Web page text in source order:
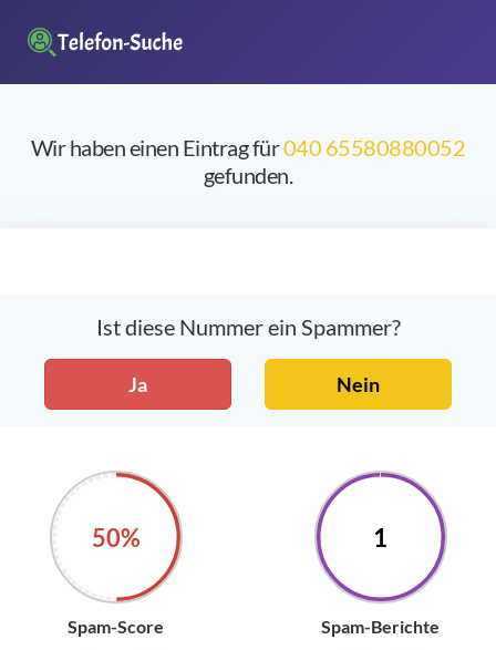
Wir haben einen Eintrag für040 65580880052
gefunden.
Ist diese Nummer ein Spammer?
Ja Nein
50%
Spam-Score
1
Spam-Berichte